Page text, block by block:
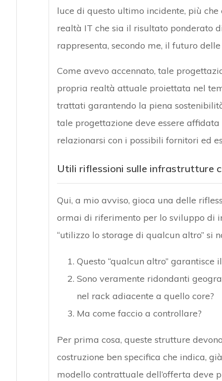
luce di questo ultimo incidente, più
realtà IT che sia il risultato ponderato
rappresenta, secondo me, il futuro
Come avevo accennato, tale
propria realtà attuale proiettata nel
trattati garantendo la piena
tale progettazione deve essere
relazionarsi con i possibili fornitori ed
Utili riflessioni sulle infrastrutture
Qui, a mio avviso, gioca una delle
ormai di riferimento per lo sviluppo di
“utilizzo lo storage di qualcun altro” si
Questo “qualcun altro”
Sono veramente ridondanti
nel rack adiacente a quello core?
Ma come faccio a controllare?
Per prima cosa, queste strutture
costruzione ben specifica che indica,
modello contrattuale dell’offerta deve